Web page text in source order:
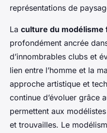
représentations de
La culture du modélisme
profondément ancrée
d’innombrables clubs et
lien entre l’homme et la
approche artistique et
continue d’évoluer grâce
permettent aux
et trouvailles. Le